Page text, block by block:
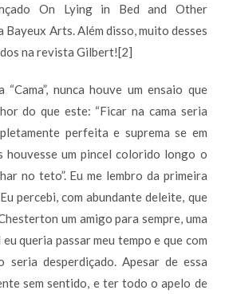
On Lying in Bed and Other
Bayeux Arts. Além disso, muito desses
na revista Gilbert![2]
nunca houve um ensaio que
do que este: “Ficar na cama seria
perfeita e suprema se em
houvesse um pincel colorido longo o
no teto”. Eu me lembro da primeira
percebi, com abundante deleite, que
um amigo para sempre, uma
queria passar meu tempo e que com
seria desperdiçado. Apesar de essa
sem sentido, e ter todo o apelo de